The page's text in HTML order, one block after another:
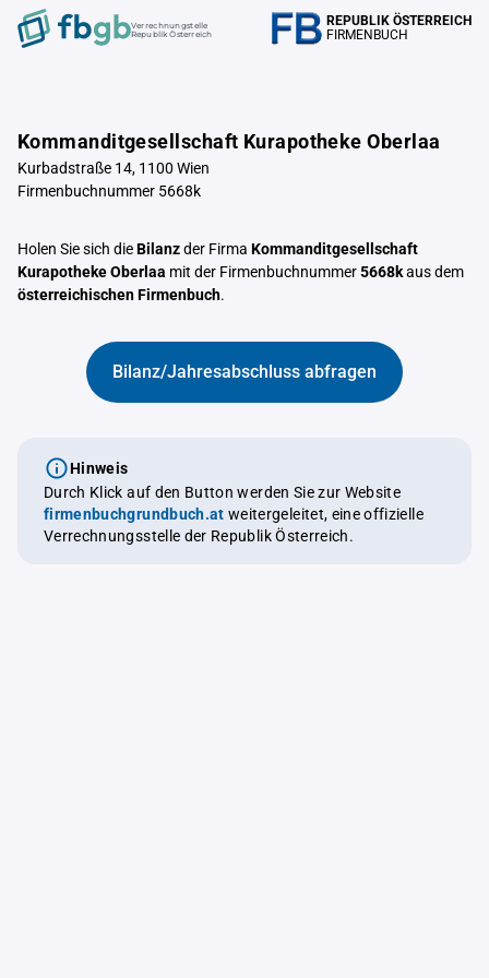
Verrechnungstelle
Republik Österreich
REPUBLIK ÖSTERREICH
FIRMENBUCH
Kommanditgesellschaft Kurapotheke Oberlaa
Kurbadstraße 14, 1100 Wien
Firmenbuchnummer 5668k
Holen Sie sich dieBilanzder Firma Kommanditgesellschaft
Kurapotheke Oberlaa mit der Firmenbuchnummer5668kaus dem
österreichischen Firmenbuch.
Bilanz/Jahresabschluss abfragen
Hinweis
Durch Klick auf den Button werden Sie zur Website
firmenbuchgrundbuch.at weitergeleitet, eine offizielle
Verrechnungsstelle der Republik Österreich.